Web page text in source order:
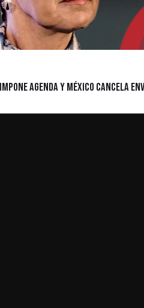
agenda y México cancela